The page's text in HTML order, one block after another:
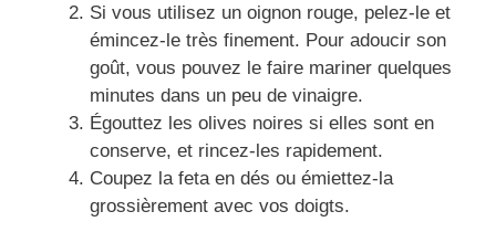
Si vous utilisez un oignon rouge, pelez-le et
émincez-le très finement. Pour adoucir son
goût, vous pouvez le faire mariner quelques
minutes dans un peu de vinaigre.
Égouttez les olives noires si elles sont en
conserve, et rincez-les rapidement.
Coupez la feta en dés ou émiettez-la
grossièrement avec vos doigts.